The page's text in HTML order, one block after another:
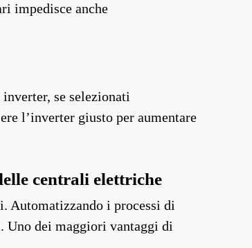
impedisce anche
se selezionati
l’inverter giusto per aumentare
centrali elettriche
Automatizzando i processi di
dei maggiori vantaggi di